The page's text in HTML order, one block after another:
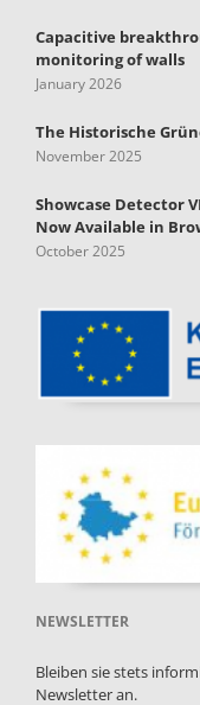
Capacitive
monitoring of walls
January 2026
The Historische
November 2025
Showcase Detector
Now Available in
October 2025
NEWSLETTER
Bleiben sie stets
Newsletter an.